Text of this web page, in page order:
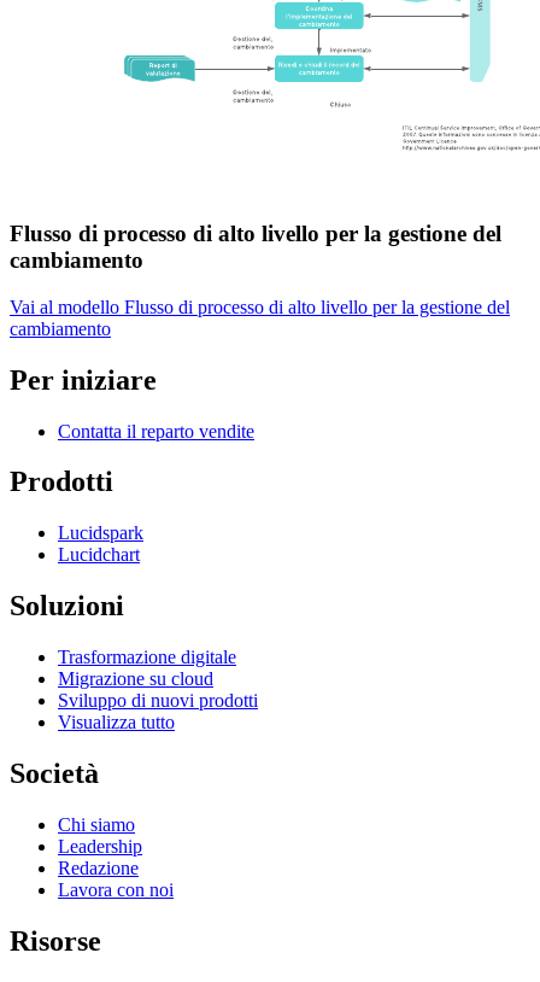
Flusso di processo di alto livello per la gestione del
cambiamento
Vai al modello Flusso di processo di alto livello per la gestione del
cambiamento
Per iniziare
Contatta il reparto vendite
Prodotti
Lucidspark
Lucidchart
Soluzioni
Trasformazione digitale
Migrazione su cloud
Sviluppo di nuovi prodotti
Visualizza tutto
Società
Chi siamo
Leadership
Redazione
Lavora con noi
Risorse